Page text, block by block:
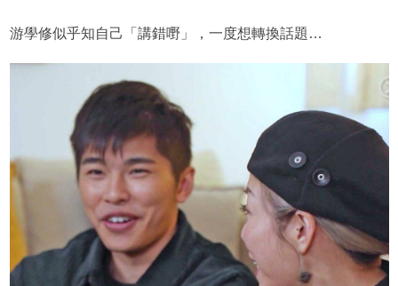
游學修似乎知自己「講錯嘢」，一度想轉換話題…